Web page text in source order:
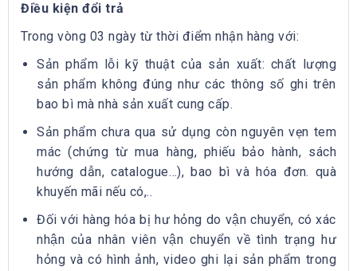
Điều kiện đổi trả
Trong vòng 03 ngày từ thời điểm nhận hàng với:
Sản phẩm lỗi kỹ thuật của sản xuất: chất lượng
sản phẩm không đúng như các thông số ghi trên
bao bì mà nhà sản xuất cung cấp.
Sản phẩm chưa qua sử dụng còn nguyên vẹn tem
mác(chứng từ mua hàng, phiếu bảo hành, sách
hướng dẫn, catalogue…), bao bì và hóa đơn. quà
khuyến mãi nếu có,..
Đối với hàng hóa bị hư hỏng do vận chuyển, có xác
nhận của nhân viên vận chuyển về tình trạng hư
hỏng và có hình ảnh, video ghi lại sản phẩm trong